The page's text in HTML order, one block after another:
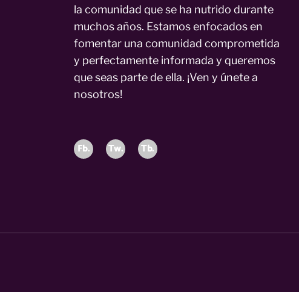
la comunidad que se ha nutrido durante
muchos años. Estamos enfocados en
fomentar una comunidad comprometida
y perfectamente informada y queremos
que seas parte de ella. ¡Ven y únete a
nosotros!
Fb. Tw. Tb.